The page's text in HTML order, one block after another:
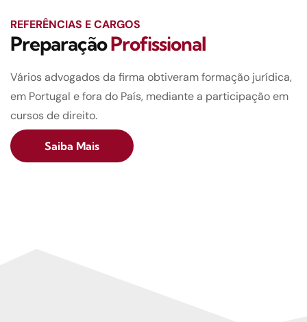
REFERÊNCIAS E CARGOS
PreparaçãoProfissional
Vários advogados da firma obtiveram formação jurídica,
em Portugal e fora do País, mediante a participação em
cursos de direito.
Saiba Mais